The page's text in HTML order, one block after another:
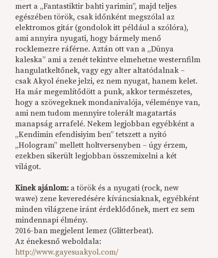
mert a „Fantastiktir bahti yarimin”, majd teljes
egészében török, csak időnként megszólal az
elektromos gitár (gondolok itt például a szólóra),
ami annyira nyugati, hogy bármely menő
rocklemezre ráférne. Aztán ott van a „Dünya
kaleska” ami a zenét tekintve elmehetne westernfilm
hangulatkeltőnek, vagy egy alter altatódalnak –
csak Akyol éneke jelzi, ez nem nyugat, hanem kelet.
Ha már megemlítődött a punk, akkor természetes,
hogy a szövegeknek mondanivalója, véleménye van,
ami nem tudom mennyire tolerált magatartás
manapság arrafelé. Nekem legjobban egyébként a
„Kendimin efendisiyim ben” tetszett a nyitó
„Hologram” mellett holtversenyben – úgy érzem,
ezekben sikerült legjobban összemixelni a két
világot.
Kinek ajánlom: a török és a nyugati (rock, new
wawe) zene keveredésére kíváncsiaknak, egyébként
minden világzene iránt érdeklődőnek, mert ez sem
mindennapi élmény.
2016-ban megjelent lemez (Glitterbeat).
Az énekesnő weboldala:
http://www.gayesuakyol.com/